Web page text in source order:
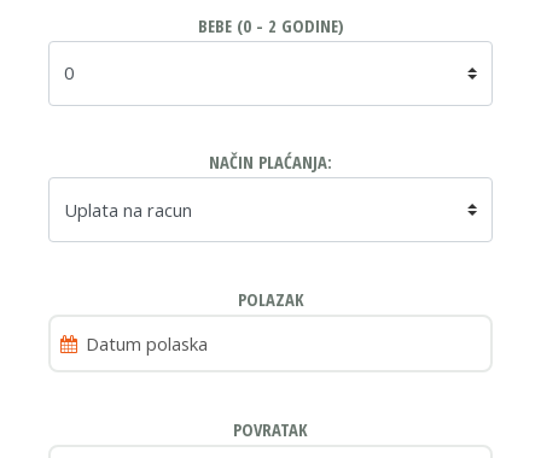
BEBE (0 - 2 GODINE)
NAČIN PLAĆANJA:
POLAZAK
POVRATAK